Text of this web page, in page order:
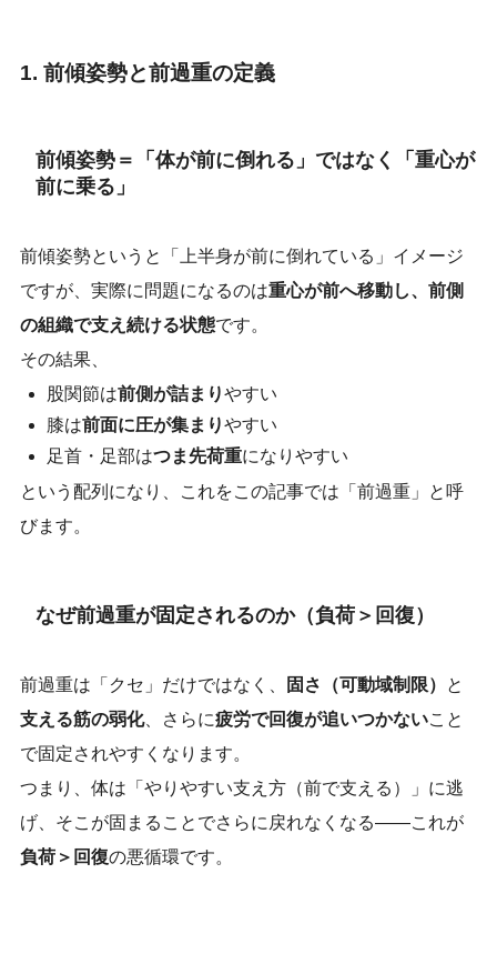
1. 前傾姿勢と前過重の定義
前傾姿勢＝「体が前に倒れる」ではなく「重心が
前に乗る」
前傾姿勢というと「上半身が前に倒れている」イメージ
ですが、実際に問題になるのは重心が前へ移動し、前側
の組織で支え続ける状態です。
その結果、
股関節は前側が詰まりやすい
膝は前面に圧が集まりやすい
足首・足部はつま先荷重になりやすい
という配列になり、これをこの記事では「前過重」と呼
びます。
なぜ前過重が固定されるのか（負荷＞回復）
前過重は「クセ」だけではなく、 固さ（可動域制限）
と
支える筋の弱化、さらに疲労で回復が追いつかないこと
で固定されやすくなります。
つまり、体は「やりやすい支え方（前で支える）」に逃
げ、そこが固まることでさらに戻れなくなる——これが
負荷＞回復の悪循環です。